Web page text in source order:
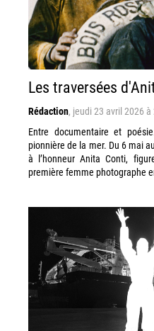
Les traversées
Rédaction, jeudi 23 avril 2026 à
Entre documentaire et
pionnière de la mer. Du 6 mai
à l’honneur Anita Conti,
première femme photographe